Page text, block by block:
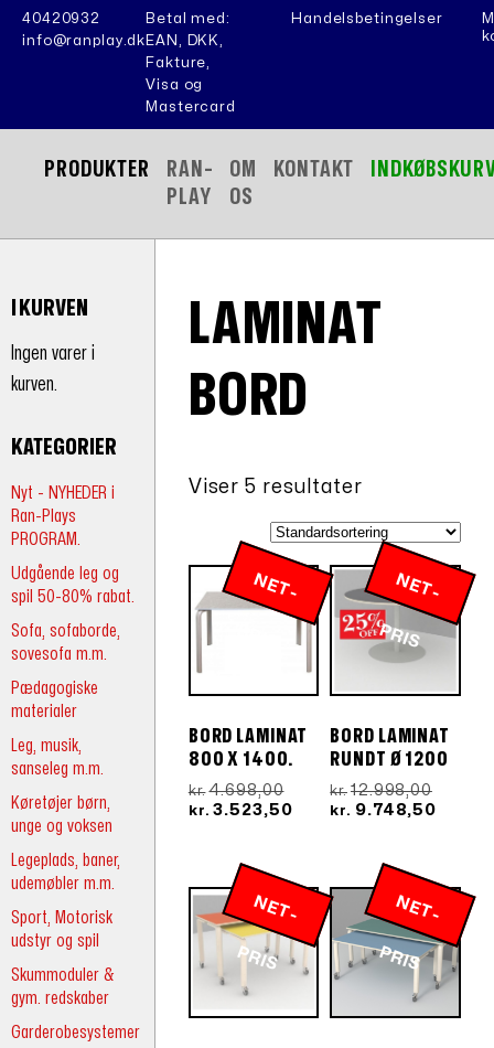
40420932
info@ranplay.dk
Betal med:
EAN, DKK,
Fakture,
Visa og
Mastercard
Handelsbetingelser
PRODUKTER
RAN-
PLAY
OM
OS
KONTAKT
I KURVEN
Ingen varer i
kurven.
KATEGORIER
Nyt - NYHEDER i
Ran-Plays
PROGRAM.
Udgående leg og
spil 50-80% rabat.
Sofa, sofaborde,
sovesofa m.m.
Pædagogiske
materialer
Leg, musik,
sanseleg m.m.
Køretøjer børn,
unge og voksen
Legeplads, baner,
udemøbler m.m.
Sport, Motorisk
udstyr og spil
Skummoduler &
gym. redskaber
Garderobesystemer
LAMINAT
BORD
Viser 5 resultater
N
E
T
-
R
BORD LAMINAT
800 X 1400.
kr. 4.698,00Den
oprindelige
kr.4.698,00.
kr. 3.523,50Den
kr.3.523,50.
N
E
T
-
P
R
IS
BORD LAMINAT
RUNDT Ø 1200
kr. 12.998,00Den
kr. 9.748,50
N
E
T
-
P
R
IS
N
E
T
-
P
R
IS